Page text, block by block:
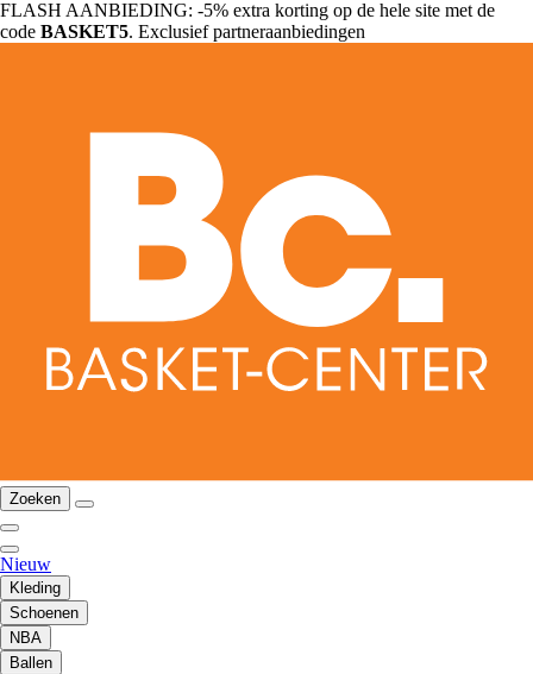
FLASH AANBIEDING: -5% extra korting op de hele site met de
code BASKET5. Exclusief partneraanbiedingen
Zoeken
Nieuw
Kleding
Schoenen
NBA
Ballen